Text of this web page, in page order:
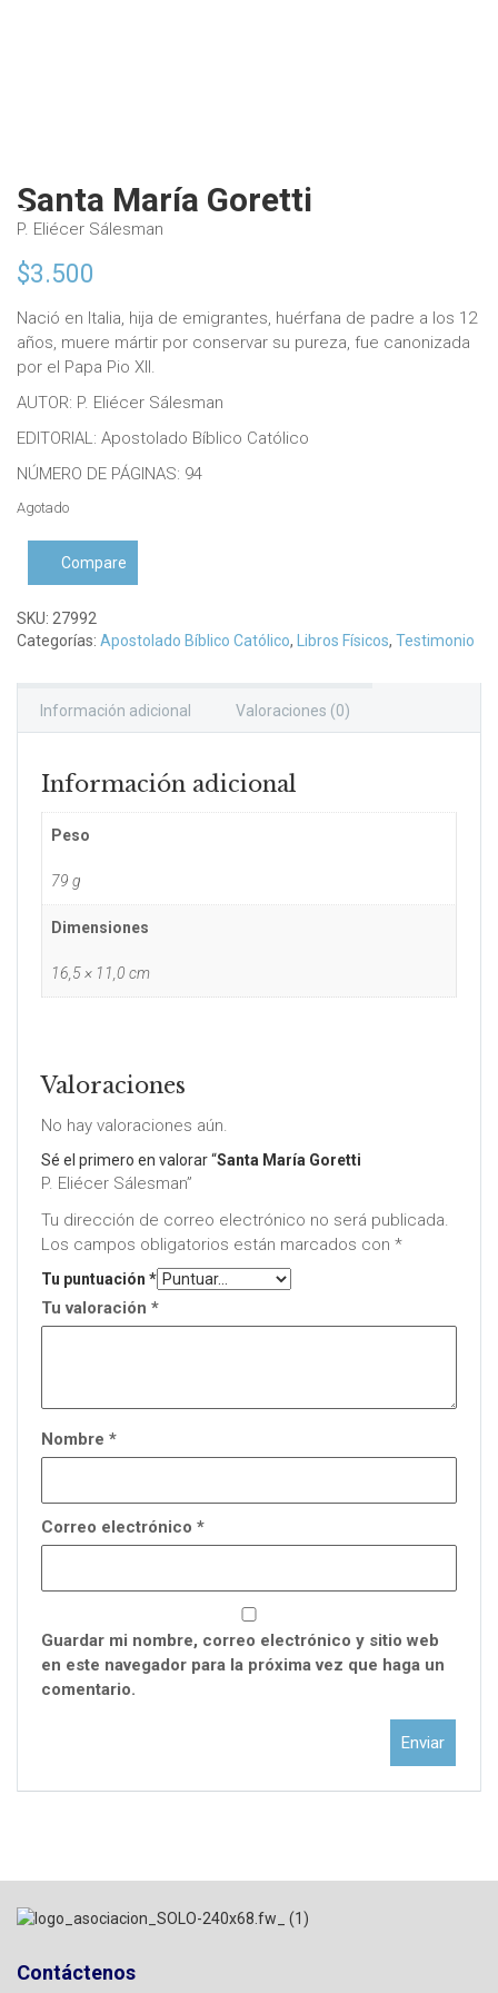
Santa María Goretti
P. Eliécer Sálesman
$3.500
Nació en Italia, hija de emigrantes, huérfana de padre a los 12
años, muere mártir por conservar su pureza, fue canonizada
por el Papa Pio XII.
AUTOR: P. Eliécer Sálesman
EDITORIAL: Apostolado Bíblico Católico
NÚMERO DE PÁGINAS: 94
Agotado
Compare
SKU: 27992
Categorías: Apostolado Bíblico Católico, Libros Físicos, Testimonio
Información adicional Valoraciones (0)
Información adicional
Peso
79 g
Dimensiones
16,5 × 11,0 cm
Valoraciones
No hay valoraciones aún.
Sé el primero en valorar “Santa María Goretti
P. Eliécer Sálesman”
Tu dirección de correo electrónico no será publicada.
Los campos obligatorios están marcados con *
Tu puntuación *
Tu valoración *
Nombre *
Correo electrónico *
Guardar mi nombre, correo electrónico y sitio web
en este navegador para la próxima vez que haga un
comentario.
Contáctenos